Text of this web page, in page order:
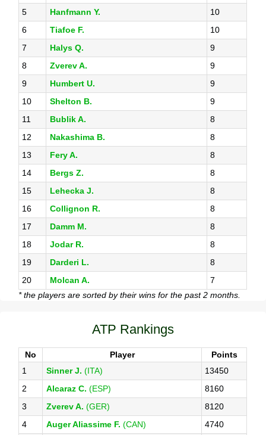
5
Hanfmann Y.
10
6
Tiafoe F.
10
7
Halys Q.
9
8
Zverev A.
9
9
Humbert U.
9
10
Shelton B.
9
11
Bublik A.
8
12
Nakashima B.
8
13
Fery A.
8
14
Bergs Z.
8
15
Lehecka J.
8
16
Collignon R.
8
17
Damm M.
8
18
Jodar R.
8
19
Darderi L.
8
20
Molcan A.
7
* the players are sorted by their wins for the past 2 months.
ATP Rankings
No Player
Points
1
Sinner J. (ITA)
13450
2
Alcaraz C. (ESP)
8160
3
Zverev A. (GER)
8120
4
Auger Aliassime F. (CAN)
4740